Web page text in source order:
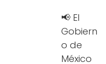
📢 El
Gobiern
o de
México